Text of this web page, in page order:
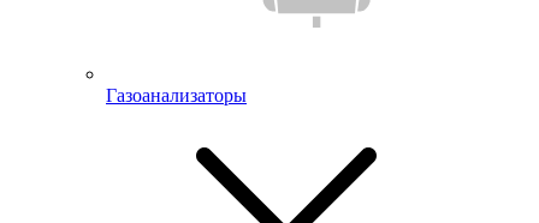
Газоанализаторы